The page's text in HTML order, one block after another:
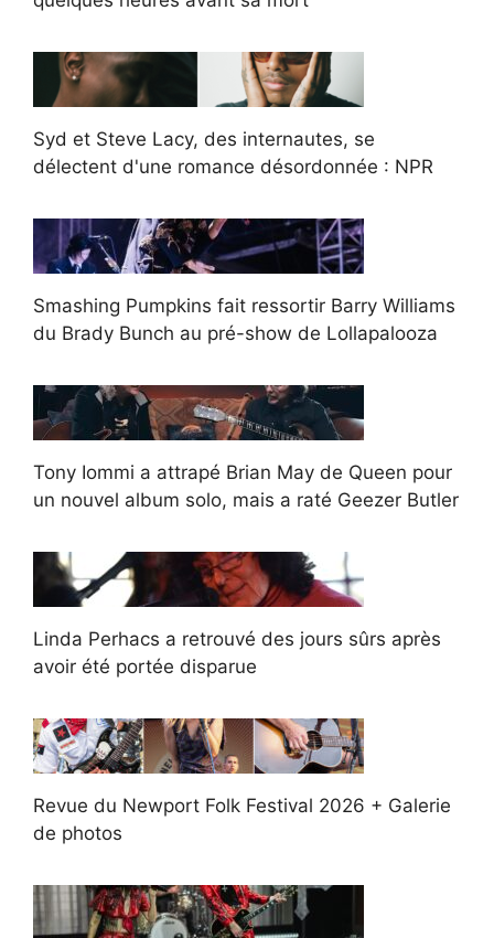
Syd et Steve Lacy, des internautes, se
délectent d'une romance désordonnée : NPR
Smashing Pumpkins fait ressortir Barry Williams
du Brady Bunch au pré-show de Lollapalooza
Tony Iommi a attrapé Brian May de Queen pour
un nouvel album solo, mais a raté Geezer Butler
Linda Perhacs a retrouvé des jours sûrs après
avoir été portée disparue
Revue du Newport Folk Festival 2026 + Galerie
de photos